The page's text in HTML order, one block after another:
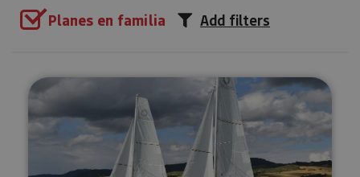
Planes en familia Add filters
Sailing excursions